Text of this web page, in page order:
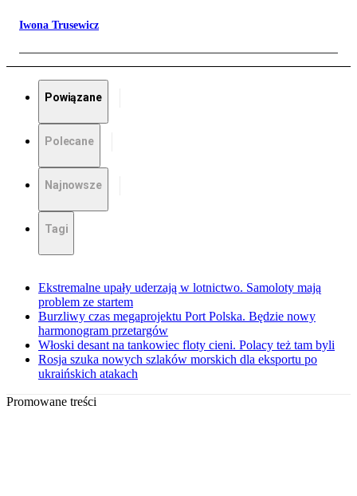
Iwona Trusewicz
Powiązane
Polecane
Najnowsze
Tagi
Ekstremalne upały uderzają w lotnictwo. Samoloty mają
problem ze startem
Burzliwy czas megaprojektu Port Polska. Będzie nowy
harmonogram przetargów
Włoski desant na tankowiec floty cieni. Polacy też tam byli
Rosja szuka nowych szlaków morskich dla eksportu po
ukraińskich atakach
Promowane treści